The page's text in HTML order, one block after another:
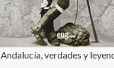
Andalucía, verdades y